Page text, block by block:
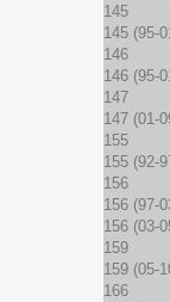
145
145 (95-
146
146 (95-
147
147 (01-
155
155 (92-
156
156 (97-
156 (03-
159
159 (05-
166